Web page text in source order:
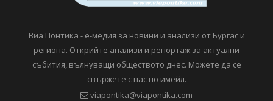
Виа Понтика - е-медия за новини и анализи от Бургас и
региона. Открийте анализи и репортаж за актуални
събития, вълнуващи обществото днес. Можете да се
свържете с нас по имейл.
viapontika@viapontika.com